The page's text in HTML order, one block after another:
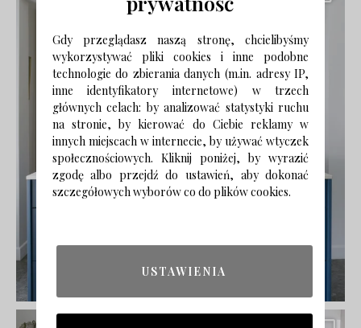
Gdy przeglądasz naszą stronę, chcielibyśmy
wykorzystywać pliki cookies i inne podobne
technologie do zbierania danych (m.in. adresy IP,
inne identyfikatory internetowe) w trzech
głównych celach: by analizować statystyki ruchu
na stronie, by kierować do Ciebie reklamy w
innych miejscach w internecie, by używać wtyczek
społecznościowych. Kliknij poniżej, by wyrazić
zgodę albo przejdź do ustawień, aby dokonać
szczegółowych wyborów co do plików cookies.
USTAWIENIA